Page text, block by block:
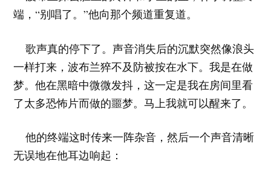
端，“别唱了。”他向那个频道重复道。
歌声真的停下了。声音消失后的沉默突然像浪头
一样打来，波布兰猝不及防被按在水下。我是在做
梦。他在黑暗中微微发抖，这一定是我在房间里看
了太多恐怖片而做的噩梦。马上我就可以醒来了。
他的终端这时传来一阵杂音，然后一个声音清晰
无误地在他耳边响起：